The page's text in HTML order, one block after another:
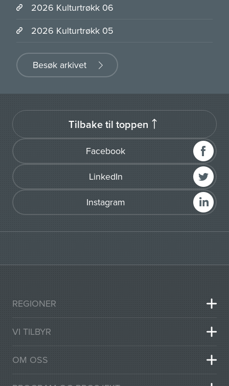
2026 Kulturtrøkk 06
2026 Kulturtrøkk 05
Besøk arkivet
Facebook
LinkedIn
Instagram
Tilbake til toppen
REGIONER
VI TILBYR
OM OSS